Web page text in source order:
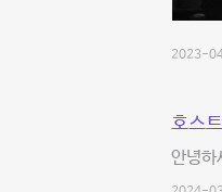
2023-
호스
안녕하